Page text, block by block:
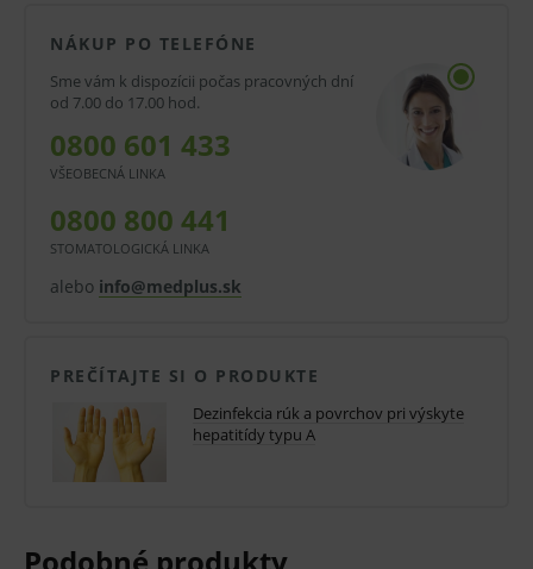
vhodné pre dezinfekciu umývateľných plôch a
predmetov vo všetkých oblastiach zdravotníctva,
komunálnej hygieny, v inštitúciách i potravinárstve.
Vhodné pre dennú dezinfekciu aj likvidáciu ohniskovej
vystavené silnej biologickej a infekčnej záťaži alebo
dezinfekciu výleviek, podložných mís, pisoárov,
bidetov, toaliet, umývadiel, obkladov atď.
Pracovný roztok prípravku Chloramix® DT je ​​
PVC), nerezová oceľ, keramika, sklo, smalt, guma,
NÁKUP PO TELEFÓNE
Sme vám k dispozícii počas pracovných dní
od 7.00 do 17.00 hod.
0800 601 433
VŠEOBECNÁ LINKA
0800 800 441
STOMATOLOGICKÁ LINKA
alebo info@medplus.sk
PREČÍTAJTE SI O PRODUKTE
Dezinfekcia rúk a povrchov pri výskyte
hepatitídy typu A